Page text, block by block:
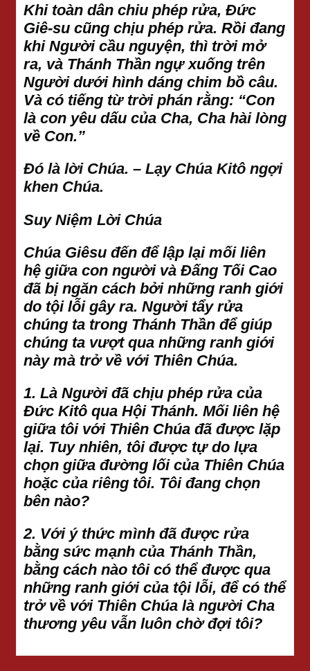
Khi toàn dân chiu phép rửa, Đức
Giê-su cũng chịu phép rửa. Rồi đang
khi Người cầu nguyện, thì trời mở
ra, và Thánh Thần ngự xuống trên
Người dưới hình dáng chim bồ câu.
Và có tiếng từ trời phán rằng: “Con
là con yêu dấu của Cha, Cha hài lòng
về Con.”
Đó là lời Chúa. – Lạy Chúa Kitô ngợi
khen Chúa.
Suy Niệm Lời Chúa
Chúa Giêsu đến để lập lại mối liên
hệ giữa con người và Đấng Tối Cao
đã bị ngăn cách bởi những ranh giới
do tội lỗi gây ra. Người tẩy rửa
chúng ta trong Thánh Thần để giúp
chúng ta vượt qua những ranh giới
này mà trở về với Thiên Chúa.
1. Là Người đã chịu phép rửa của
Đức Kitô qua Hội Thánh. Mối liên hệ
giữa tôi với Thiên Chúa đã được lặp
lại. Tuy nhiên, tôi được tự do lựa
chọn giữa đường lối của Thiên Chúa
hoặc của riêng tôi. Tôi đang chọn
bên nào?
2. Với ý thức mình đã được rửa
bằng sức mạnh của Thánh Thần,
bằng cách nào tôi có thể được qua
những ranh giới của tội lỗi, để có thể
trở về với Thiên Chúa là người Cha
thương yêu vẫn luôn chờ đợi tôi?